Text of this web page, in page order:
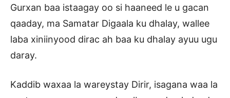
Gurxan baa istaagay oo si haaneed le u gacan
qaaday, ma Samatar Digaala ku dhalay, wallee
laba xiniinyood dirac ah baa ku dhalay ayuu ugu
daray.
Kaddib waxaa la wareystay Dirir, isagana waa la